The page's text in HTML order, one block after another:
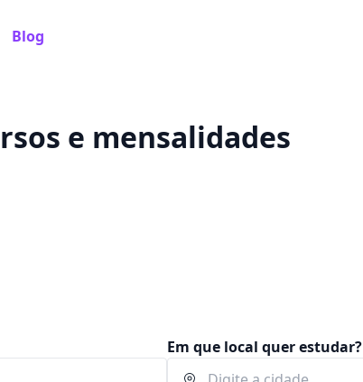
Blog
estudos
e mensalidades
Em que local quer estudar?